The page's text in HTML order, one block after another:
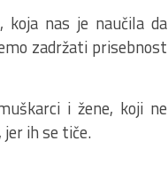
koja nas je naučila da
zadržati prisebnost
i žene, koji ne
ih se tiče.